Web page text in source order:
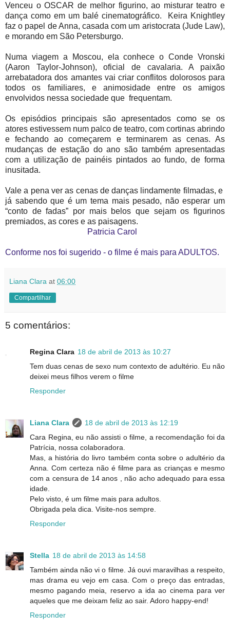
Venceu o OSCAR de melhor figurino, ao misturar teatro e
dança como em um balé cinematográfico. Keira Knightley
faz o papel de Anna, casada com um aristocrata (Jude Law),
e morando em São Petersburgo.
Numa viagem a Moscou, ela conhece o Conde Vronski
(Aaron Taylor-Johnson), oficial de cavalaria. A paixão
arrebatadora dos amantes vai criar conflitos dolorosos para
todos os familiares, e animosidade entre os amigos
envolvidos nessa sociedade que frequentam.
Os episódios principais são apresentados como se os
atores estivessem num palco de teatro, com cortinas abrindo
e fechando ao começarem e terminarem as cenas. As
mudanças de estação do ano são também apresentadas
com a utilização de painéis pintados ao fundo, de forma
inusitada.
Vale a pena ver as cenas de danças lindamente filmadas, e
já sabendo que é um tema mais pesado, não esperar um
“conto de fadas” por mais belos que sejam os figurinos
premiados, as cores e as paisagens.
Patricia Carol
Conforme nos foi sugerido - o filme é mais para ADULTOS.
Liana Clara at 06:00
Compartilhar
5 comentários:
Regina Clara 18 de abril de 2013 às 10:27
Tem duas cenas de sexo num contexto de adultério. Eu não
deixei meus filhos verem o filme
Responder
Liana Clara
18 de abril de 2013 às 12:19
Cara Regina, eu não assisti o filme, a recomendação foi da
Patrícia, nossa colaboradora.
Mas, a história do livro também conta sobre o adultério da
Anna. Com certeza não é filme para as crianças e mesmo
com a censura de 14 anos , não acho adequado para essa
idade.
Pelo visto, é um filme mais para adultos.
Obrigada pela dica. Visite-nos sempre.
Responder
Stella 18 de abril de 2013 às 14:58
Também ainda não vi o filme. Já ouvi maravilhas a respeito,
mas drama eu vejo em casa. Com o preço das entradas,
mesmo pagando meia, reservo a ida ao cinema para ver
aqueles que me deixam feliz ao sair. Adoro happy-end!
Responder